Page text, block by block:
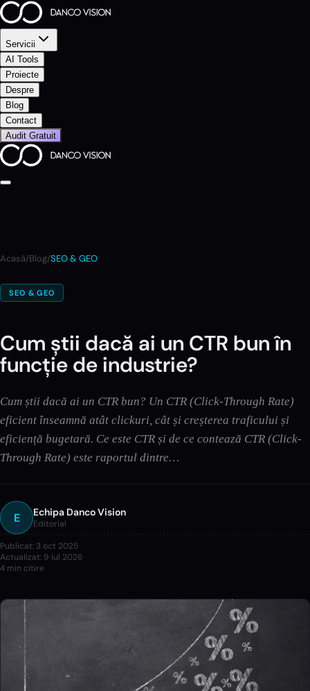
Servicii
AI Tools
Proiecte
Despre
Blog
Contact
Audit Gratuit
Acasă/Blog/SEO & GEO
SEO & GEO
Cum știi dacă ai un CTR bun în
funcție de industrie?
Cum știi dacă ai un CTR bun? Un CTR (Click-Through Rate)
eficient înseamnă atât clickuri, cât și creșterea traficului și
eficiență bugetară. Ce este CTR și de ce contează CTR (Click-
Through Rate) este raportul dintre…
E Echipa Danco Vision
Editorial
Publicat: 3 oct 2025
Actualizat: 9 iul 2026
4 min citire